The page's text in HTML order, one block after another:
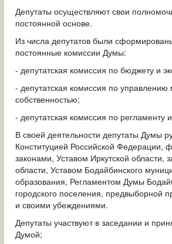
Депутаты осуществляют свои
постоянной основе.
Из числа депутатов были
постоянные комиссии Думы:
- депутатская комиссия по бюджету и
- депутатская комиссия по
собственностью;
- депутатская комиссия по регламенту
В своей деятельности депутаты Думы
Конституцией Российской Федерации,
законами, Уставом Иркутской области,
области, Уставом Бодайбинского
образования, Регламентом Думы
городского поселения, предвыборной
и своими убеждениями.
Депутаты участвуют в заседании и
Думой;